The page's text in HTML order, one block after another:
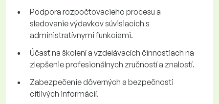
Podpora rozpočtovacieho procesu a
sledovanie výdavkov súvisiacich s
administratívnymi funkciami.
Účasť na školení a vzdelávacích činnostiach na
zlepšenie profesionálnych zručností a znalostí.
Zabezpečenie dôverných a bezpečnosti
citlivých informácií.